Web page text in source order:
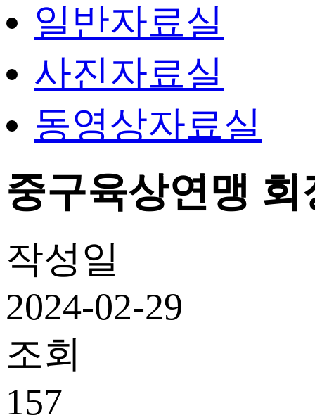
일반자료실
사진자료실
동영상자료실
중구육상연맹 회
작성일
2024-02-29
조회
157